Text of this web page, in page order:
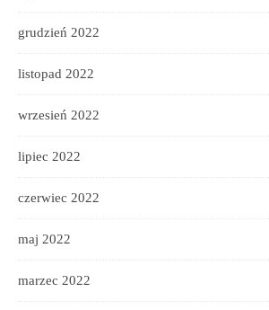
grudzień 2022
listopad 2022
wrzesień 2022
lipiec 2022
czerwiec 2022
maj 2022
marzec 2022